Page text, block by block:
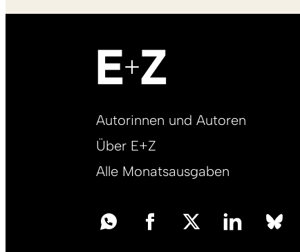
Footer
DE
Autorinnen und Autoren
Über E+Z
Alle Monatsausgaben